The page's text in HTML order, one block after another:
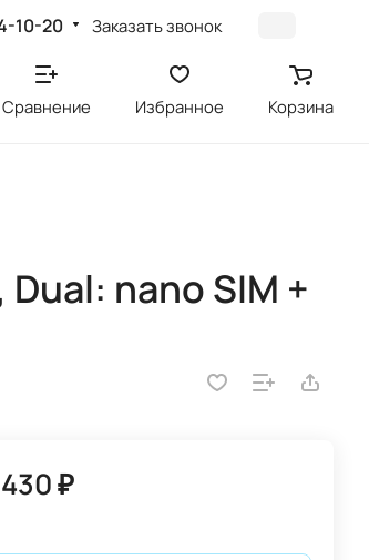
10-20 Заказать звонок
Сравнение Избранное Корзина
nano SIM +
₽